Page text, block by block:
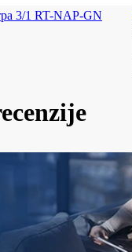
3/1 RT-NAP-GN